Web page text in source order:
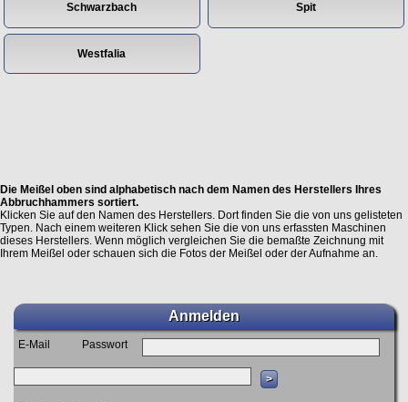
Schwarzbach Spit
Westfalia
Die Meißel oben sind alphabetisch nach dem Namen des Herstellers Ihres
Abbruchhammers sortiert.
Klicken Sie auf den Namen des Herstellers. Dort finden Sie die von uns gelisteten
Typen. Nach einem weiteren Klick sehen Sie die von uns erfassten Maschinen
dieses Herstellers. Wenn möglich vergleichen Sie die bemaßte Zeichnung mit
Ihrem Meißel oder schauen sich die Fotos der Meißel oder der Aufnahme an.
Anmelden
E-Mail Passwort